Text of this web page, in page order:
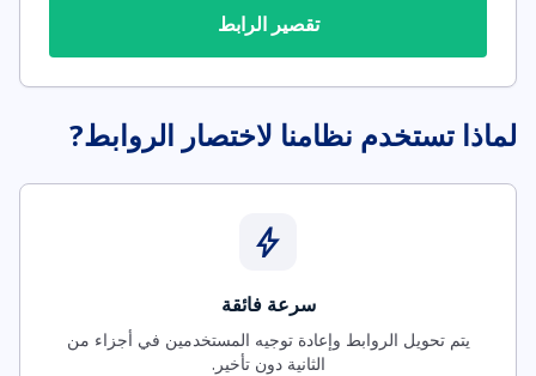
تقصير الرابط
لماذا تستخدم نظامنا لاختصار الروابط?
bolt
سرعة فائقة
يتم تحويل الروابط وإعادة توجيه المستخدمين في أجزاء من
الثانية دون تأخير.